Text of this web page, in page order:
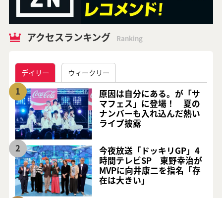
アクセスランキング Ranking
デイリー ウィークリー
1
原因は自分にある。が「サ
マフェス」に登場！ 夏の
ナンバーも入れ込んだ熱い
ライブ披露
2
今夜放送「ドッキリGP」4
時間テレビSP 東野幸治が
MVPに向井康二を指名「存
在は大きい」